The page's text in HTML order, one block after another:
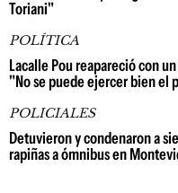
Toriani"
POLÍTICA
Lacalle Pou reapareció con
"No se puede ejercer bien el
POLICIALES
Detuvieron y condenaron a
rapiñas a ómnibus en